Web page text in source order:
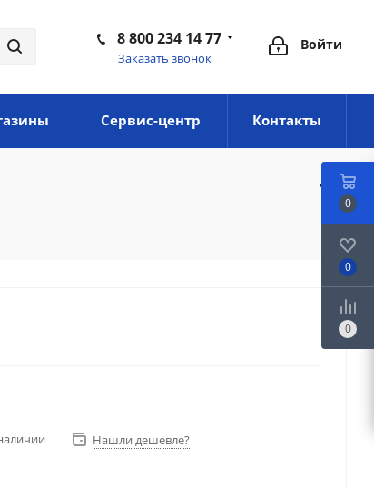
Войти
8 800 234 14 77
Заказать звонок
Сервис-центр Контакты
Нашли дешевле?
0
0
0